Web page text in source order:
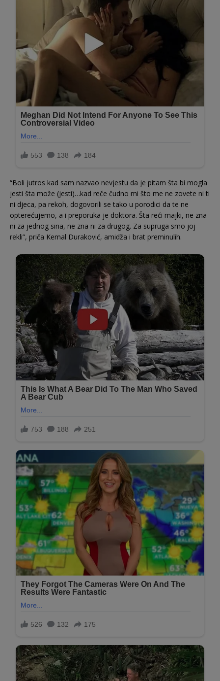
“Boli jutros kad sam nazvao nevjestu da je pitam šta bi mogla
jesti šta može (jesti)…kad reče čudno mi što me ne zovete ni ti
ni djeca, pa rekoh, dogovorili se tako u porodici da te ne
opterećujemo, a i preporuka je doktora. Šta reći majki, ne zna
ni za jednog sina, ne zna ni za drugog. Za supruga smo joj
rekli”, priča Kemal Duraković, amidža i brat preminulih.